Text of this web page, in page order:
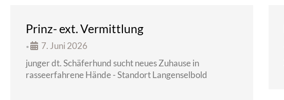
Prinz- ext. Vermittlung
•
7. Juni 2026
junger dt. Schäferhund sucht neues Zuhause in
rasseerfahrene Hände - Standort Langenselbold